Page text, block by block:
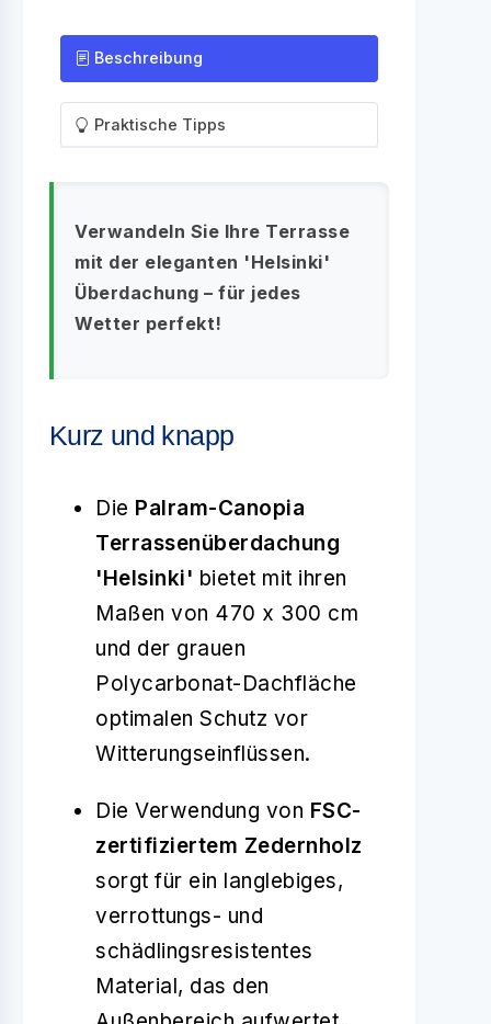
Beschreibung
Praktische Tipps
Verwandeln Sie Ihre Terrasse
mit der eleganten 'Helsinki'
Überdachung – für jedes
Wetter perfekt!
Kurz und knapp
Die Palram-Canopia
Terrassenüberdachung
'Helsinki' bietet mit ihren
Maßen von 470 x 300 cm
und der grauen
Polycarbonat-Dachfläche
optimalen Schutz vor
Witterungseinflüssen.
Die Verwendung von FSC-
zertifiziertem Zedernholz
sorgt für ein langlebiges,
verrottungs- und
schädlingsresistentes
Material, das den